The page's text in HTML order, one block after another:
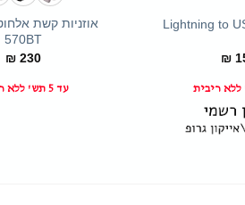
Lightning to
₪
570BT
₪230
עד 5 תש' ללא ריבית